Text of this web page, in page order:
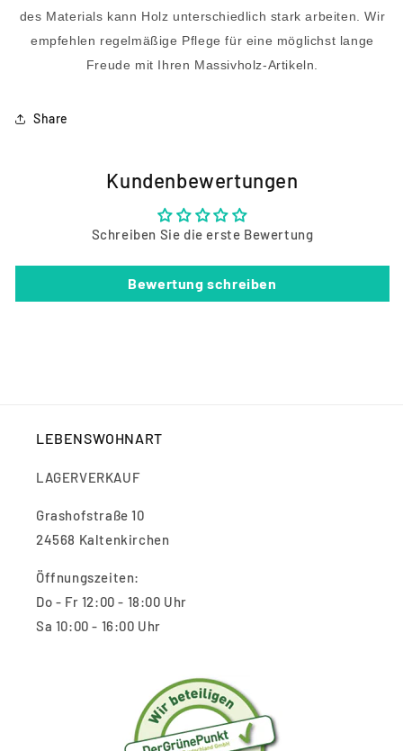
des Materials kann Holz unterschiedlich stark arbeiten. Wir
empfehlen regelmäßige Pflege für eine möglichst lange
Freude mit Ihren Massivholz-Artikeln.
Share
Kundenbewertungen
Schreiben Sie die erste Bewertung
Bewertung schreiben
LEBENSWOHNART
LAGERVERKAUF
Grashofstraße 10
24568 Kaltenkirchen
Öffnungszeiten:
Do - Fr 12:00 - 18:00 Uhr
Sa 10:00 - 16:00 Uhr